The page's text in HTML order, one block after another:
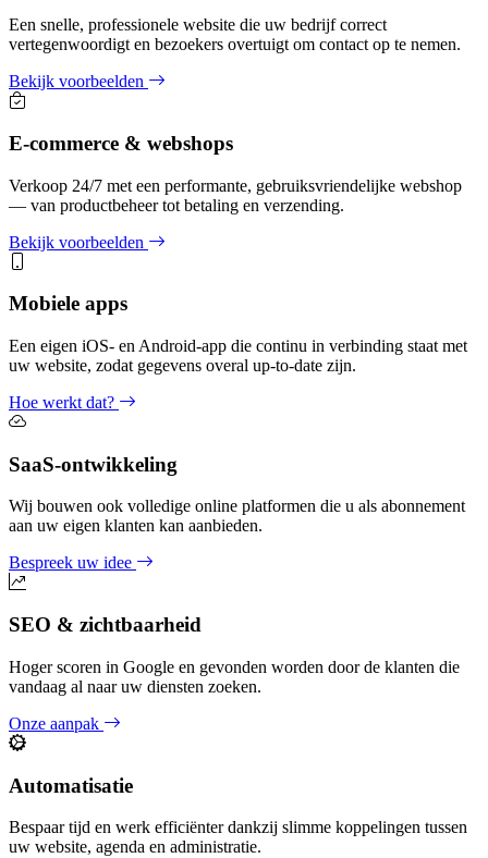
Een snelle, professionele website die uw bedrijf correct
vertegenwoordigt en bezoekers overtuigt om contact op te nemen.
Bekijk voorbeelden
E-commerce & webshops
Verkoop 24/7 met een performante, gebruiksvriendelijke webshop
— van productbeheer tot betaling en verzending.
Bekijk voorbeelden
Mobiele apps
Een eigen iOS- en Android-app die continu in verbinding staat met
uw website, zodat gegevens overal up-to-date zijn.
Hoe werkt dat?
SaaS-ontwikkeling
Wij bouwen ook volledige online platformen die u als abonnement
aan uw eigen klanten kan aanbieden.
Bespreek uw idee
SEO & zichtbaarheid
Hoger scoren in Google en gevonden worden door de klanten die
vandaag al naar uw diensten zoeken.
Onze aanpak
Automatisatie
Bespaar tijd en werk efficiënter dankzij slimme koppelingen tussen
uw website, agenda en administratie.